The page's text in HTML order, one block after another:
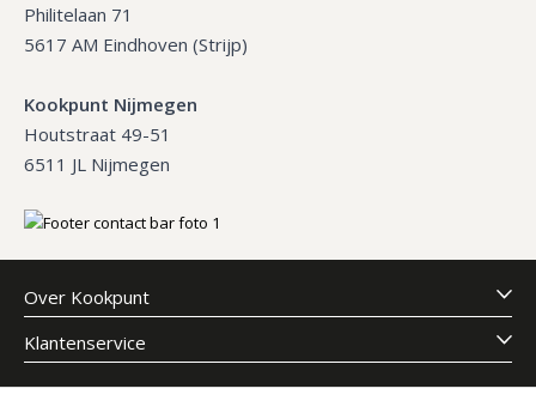
Philitelaan 71
5617 AM Eindhoven (Strijp)
Kookpunt Nijmegen
Houtstraat 49-51
6511 JL Nijmegen
Over Kookpunt
Klantenservice